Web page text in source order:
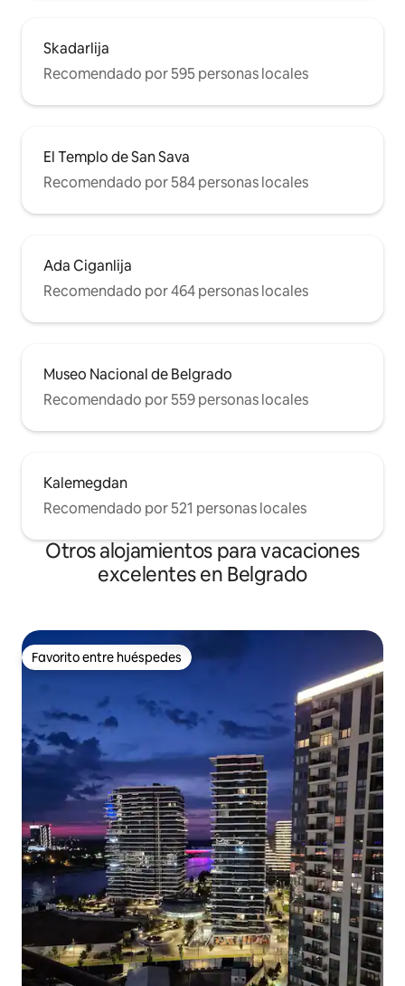
comedor se encuentra en la cocina y
puede acomodar de 4 a 6 personas.
Skadarlija
Recomendado por 595 personas locales
El Templo de San Sava
Recomendado por 584 personas locales
Ada Ciganlija
Recomendado por 464 personas locales
Museo Nacional de Belgrado
Recomendado por 559 personas locales
Kalemegdan
Recomendado por 521 personas locales
Otros alojamientos para vacaciones
excelentes en Belgrado
Favorito entre huéspedes
Favorito entre huéspedes